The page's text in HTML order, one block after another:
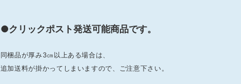
●クリックポスト発送可能商品です。
同梱品が厚み3㎝以上ある場合は、
追加送料が掛かってしまいますので、ご注意下さい。